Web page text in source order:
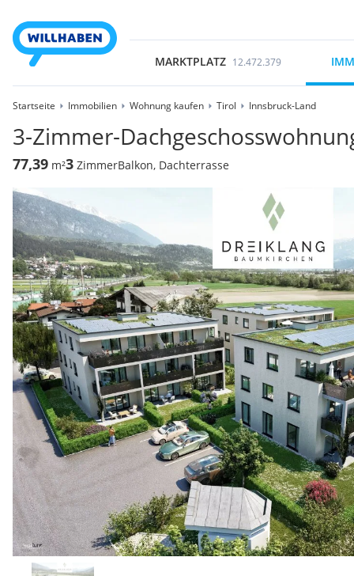
MARKTPLATZ 12.472.379
Startseite Immobilien Wohnung kaufen Tirol Innsbruck-Land
3-Zimmer-
77,39 m²3 ZimmerBalkon, Dachterrasse